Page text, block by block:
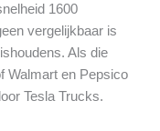
1600
vergelijkbaar is
Als die
Walmart en Pepsico
Tesla Trucks.